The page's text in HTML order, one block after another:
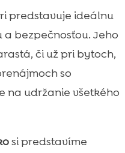
pre mačku:
drevo, kov, pletivo
predstavuje ideálnu
bezpečnosťou. Jeho
či už pri bytoch,
so
na udržanie všetkého
si predstavíme